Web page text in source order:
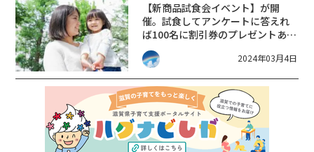
【新商品試食会イベント】が開
催。試食してアンケートに答えれ
ば100名に割引券のプレゼントあ
り!【道の駅せせらぎの里こうら】
2024年03月4日